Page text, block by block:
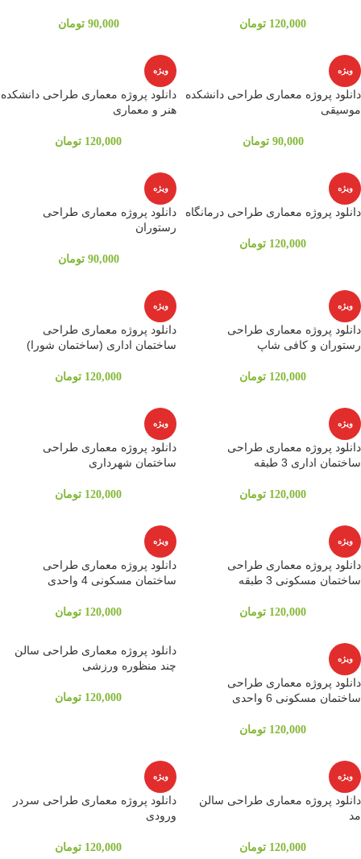
120,000 تومان 90,000 تومان
ویژه
دانلود پروژه معماری طراحی دانشکده
موسیقی
90,000 تومان
ویژه
دانلود پروژه معماری طراحی دانشکده
هنر و معماری
120,000 تومان
ویژه
دانلود پروژه معماری طراحی درمانگاه
120,000 تومان
ویژه
دانلود پروژه معماری طراحی
رستوران
90,000 تومان
ویژه
دانلود پروژه معماری طراحی
رستوران و کافی شاپ
120,000 تومان
ویژه
دانلود پروژه معماری طراحی
ساختمان اداری (ساختمان شورا)
120,000 تومان
ویژه
دانلود پروژه معماری طراحی
ساختمان اداری 3 طبقه
120,000 تومان
ویژه
دانلود پروژه معماری طراحی
ساختمان شهرداری
120,000 تومان
ویژه
دانلود پروژه معماری طراحی
ساختمان مسکونی 3 طبقه
120,000 تومان
ویژه
دانلود پروژه معماری طراحی
ساختمان مسکونی 4 واحدی
120,000 تومان
ویژه
دانلود پروژه معماری طراحی
ساختمان مسکونی 6 واحدی
120,000 تومان
دانلود پروژه معماری طراحی سالن
چند منظوره ورزشی
120,000 تومان
ویژه
دانلود پروژه معماری طراحی سالن
مد
120,000 تومان
ویژه
دانلود پروژه معماری طراحی سردر
ورودی
120,000 تومان